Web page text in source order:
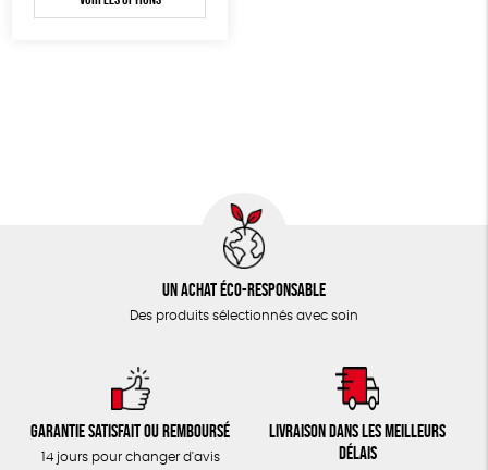
Un achat éco-responsable
Des produits sélectionnés avec soin
Garantie satisfait ou remboursé
14 jours pour changer d'avis
Livraison dans les meilleurs
délais